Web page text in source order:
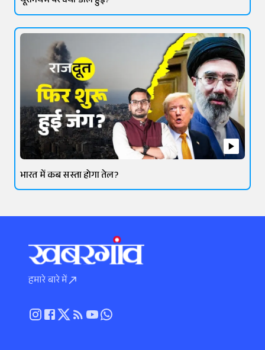
भारत में कब सस्ता होगा तेल?
हमारे बारे में